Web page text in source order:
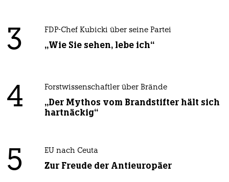
3 FDP-Chef Kubicki über seine Partei
„Wie Sie sehen, lebe ich“
4 Forstwissenschaftler über Brände
„Der Mythos vom Brandstifter hält sich
hartnäckig“
5 EU nach Ceuta
Zur Freude der Antieuropäer